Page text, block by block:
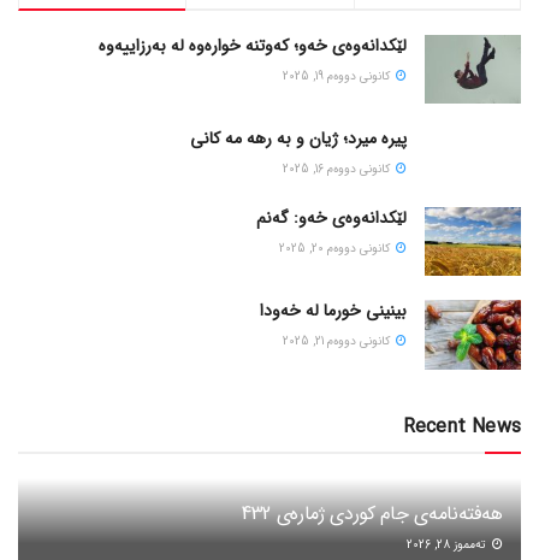
لێکدانەوەی خەو؛ کەوتنە خوارەوە لە بەرزاییەوە
كانونی دووه‌م 19, 2025
پیره میرد؛ ژیان و به رهه مه کانی
كانونی دووه‌م 16, 2025
لێکدانەوەی خەو: گەنم
كانونی دووه‌م 20, 2025
بینینی خورما لە خەودا
كانونی دووه‌م 21, 2025
Recent News
هەفتەنامەی جام کوردی ژمارەی 432
ته‌مموز 28, 2026